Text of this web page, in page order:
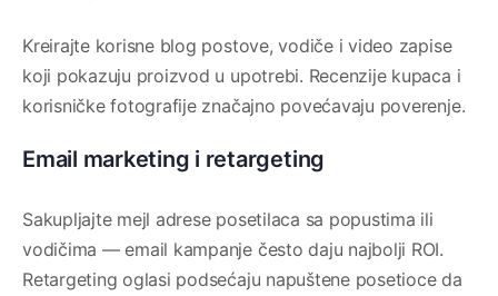
Kreirajte korisne blog postove, vodiče i video zapise
koji pokazuju proizvod u upotrebi. Recenzije kupaca i
korisničke fotografije značajno povećavaju poverenje.
Email marketing i retargeting
Sakupljajte mejl adrese posetilaca sa popustima ili
vodičima — email kampanje često daju najbolji ROI.
Retargeting oglasi podsećaju napuštene posetioce da